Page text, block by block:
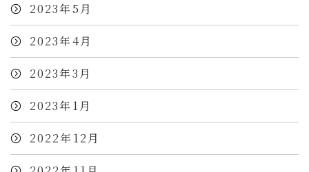
2023年5月
2023年4月
2023年3月
2023年1月
2022年12月